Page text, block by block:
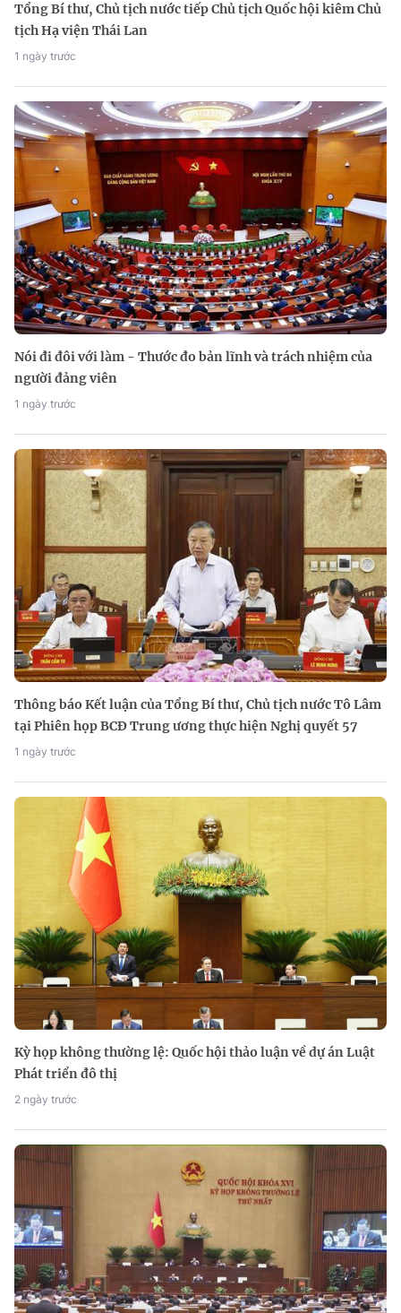
Tổng Bí thư, Chủ tịch nước tiếp Chủ tịch Quốc hội kiêm Chủ
tịch Hạ viện Thái Lan
1 ngày trước
Nói đi đôi với làm - Thước đo bản lĩnh và trách nhiệm của
người đảng viên
1 ngày trước
Thông báo Kết luận của Tổng Bí thư, Chủ tịch nước Tô Lâm
tại Phiên họp BCĐ Trung ương thực hiện Nghị quyết 57
1 ngày trước
Kỳ họp không thường lệ: Quốc hội thảo luận về dự án Luật
Phát triển đô thị
2 ngày trước